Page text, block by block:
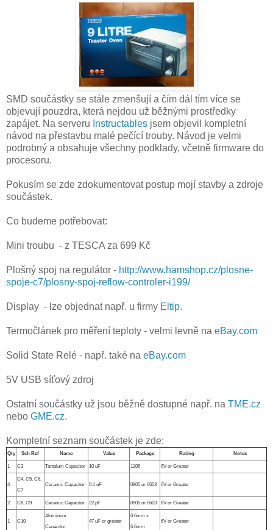
SMD součástky se stále zmenšují a čím dál tím více se
objevují pouzdra, která nejdou už běžnými prostředky
zapájet. Na serveru Instructables jsem objevil kompletní
návod na přestavbu malé pečící trouby. Návod je velmi
podrobný a obsahuje všechny podklady, včetně firmware do
procesoru.
Pokusím se zde zdokumentovat postup mojí stavby a zdroje
součástek.
Co budeme potřebovat:
Mini troubu - z TESCA za 699 Kč
Plošný spoj na regulátor - http://www.hamshop.cz/plosne-
spoje-c7/plosny-spoj-reflow-controler-i199/
Display - lze objednat např. u firmy Eltip.
Termočlánek pro měření teploty - velmi levně na eBay.com
Solid State Relé - např. také na eBay.com
5V USB síťový zdroj
Ostatní součástky už jsou běžně dostupné např. na TME.cz
nebo GME.cz.
Kompletní seznam součástek je zde:
Qty Sch Ref Name Value Package Rating Notes
1 C3 Tantalum Capacitor 10 uF 1206 6V or Greater
4
C4, C5, C6,
C7
Ceramic Capacitor 0.1 uF 0805 or 0603 6V or Greater
2 C8, C9 Ceramic Capacitor 22 pF 0805 or 0603 6V or Greater
1 C10
Aluminum
Caoacitor
47 uF or greater
6.6mm x
6.6mm
6V or Greater